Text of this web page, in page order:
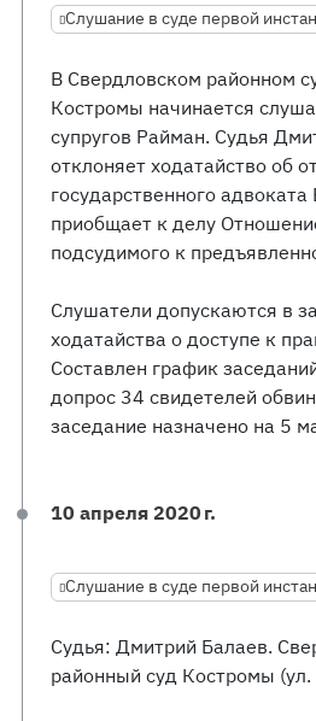
Слушание в суде первой
В Свердловском районном
Костромы начинается
супругов Райман. Судья
отклоняет ходатайство об
государственного
приобщает к делу
подсудимого к
Слушатели допускаются в
ходатайства о доступе к
Составлен график
допрос 34 свидетелей
заседание назначено на 5
10 апреля 2020 г.
Слушание в суде первой
Судья: Дмитрий Балаев.
районный суд Костромы